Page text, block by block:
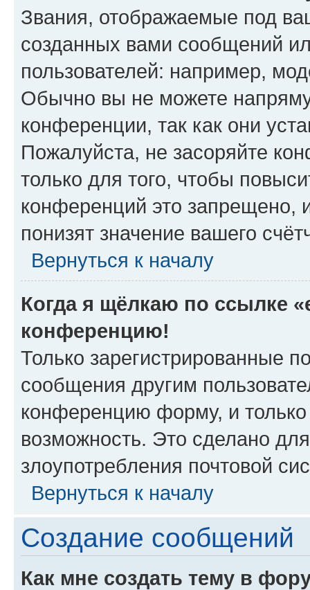
Звания, отображаемые под
созданных вами сообщений
пользователей: например,
Обычно вы не можете
конференции, так как они
Пожалуйста, не засоряйте
только для того, чтобы
конференций это запрещено,
понизят значение вашего
Вернуться к началу
Когда я щёлкаю по ссылке
конференцию!
Только зарегистрированные
сообщения другим
конференцию форму, и
возможность. Это сделано
злоупотребления почтовой
Вернуться к началу
Создание сообщений
Как мне создать тему в